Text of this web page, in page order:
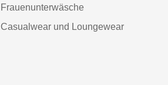
Frauenunterwäsche
Casualwear und Loungewear